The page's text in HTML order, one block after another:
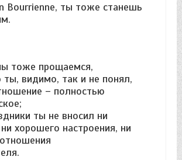
Bourrienne, ты тоже станешь
тоже прощаемся,
видимо, так и не понял,
– полностью
ты не вносил ни
хорошего настроения, ни